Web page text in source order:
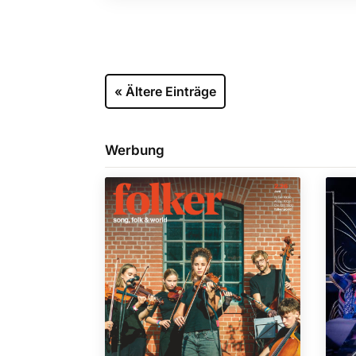
« Ältere Einträge
Werbung